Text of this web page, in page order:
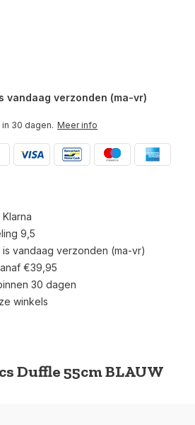
vandaag verzonden (ma-vr)
30 dagen. Meer info
9,5
vandaag verzonden (ma-vr)
€39,95
30 dagen
winkels
Duffle 55cm BLAUW